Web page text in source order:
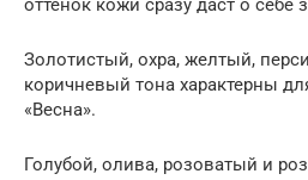
оттенок кожи сразу даст о себе
Золотистый, охра, желтый,
коричневый тона характерны
«Весна».
Голубой, олива, розоватый и